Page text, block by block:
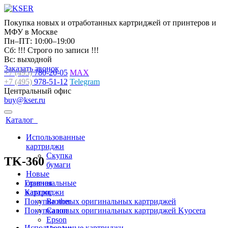
Покупка новых и отработанных картриджей от принтеров и
МФУ в Москве
Пн–ПТ: 10:00–19:00
Сб: !!! Строго по записи !!!
Вс: выходной
Заказать звонок
+7 (495)780-20-05 MAX
+7 (495) 978-51-12 Telegram
Центральный офис
buy@kser.ru
Каталог
Использованные
картриджи
Скупка
бумаги
Новые
оригинальные
картриджи
Brother
Canon
Epson
TK-360
Главная
Каталог
Покупка новых оригинальных картриджей
Покупка новых оригинальных картриджей Kyocera